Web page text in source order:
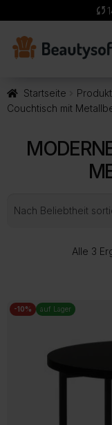
sync
Startseite
Couchtisch mit
Alle 3
-10% auf Lager